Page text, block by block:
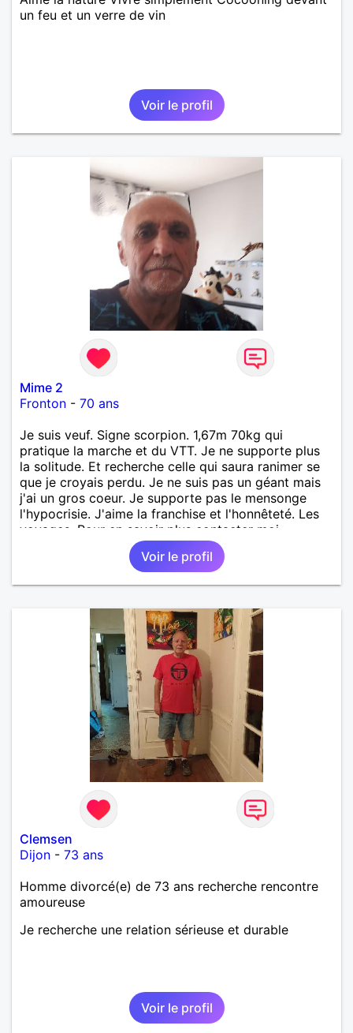
un feu et un verre de vin
Voir le profil
Mime 2
Fronton - 70 ans
Je suis veuf. Signe scorpion. 1,67m 70kg qui
pratique la marche et du VTT. Je ne supporte plus
la solitude. Et recherche celle qui saura ranimer se
que je croyais perdu. Je ne suis pas un géant mais
j'ai un gros coeur. Je supporte pas le mensonge
l'hypocrisie. J'aime la franchise et l'honnêteté. Les
voyages. Pour en savoir plus contacter moi.
Voir le profil
Clemsen
Dijon - 73 ans
Homme divorcé(e) de 73 ans recherche rencontre
amoureuse
Je recherche une relation sérieuse et durable
Voir le profil